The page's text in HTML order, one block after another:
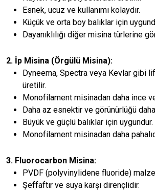
Esnek, ucuz ve kullanımı kolaydır.
Küçük ve orta boy balıklar için
Dayanıklılığı diğer misina türlerine
2. İp Misina (Örgülü Misina):
Dyneema, Spectra veya Kevlar gibi
üretilir.
Monofilament misinadan daha ince
Daha az esnektir ve görünürlüğü
Büyük ve güçlü balıklar için uygundur.
Monofilament misinadan daha
3. Fluorocarbon Misina:
PVDF (polyvinylidene fluoride)
Şeffaftır ve suya karşı dirençlidir.